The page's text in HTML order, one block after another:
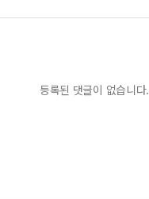
등록된 댓글이 없습니다.